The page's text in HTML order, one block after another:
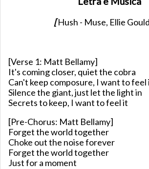
[Hush - Muse, Ellie
[Verse 1: Matt Bellamy]
It's coming closer, quiet the cobra
Can't keep composure, I want to feel
Silence the giant, just let the light in
Secrets to keep, I want to feel it
[Pre-Chorus: Matt Bellamy]
Forget the world together
Choke out the noise forever
Forget the world together
Just for a moment